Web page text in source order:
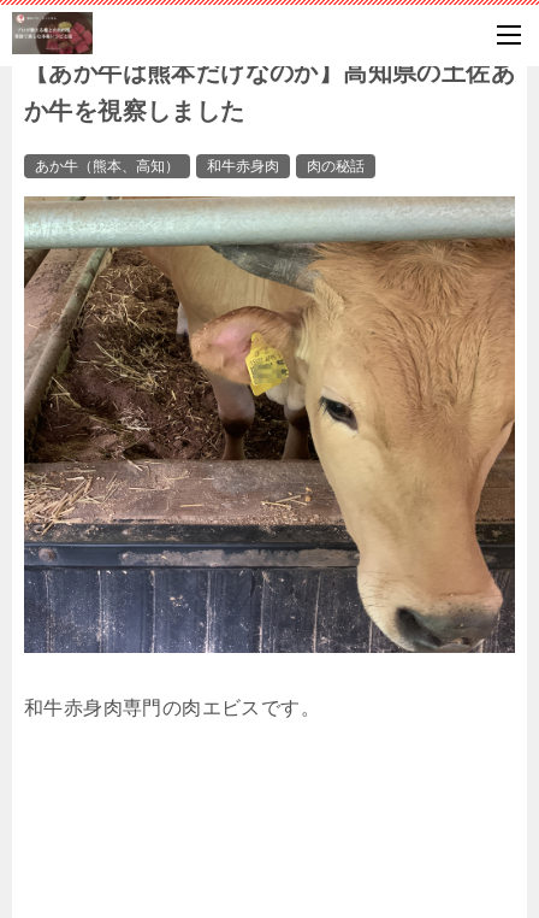
【あか牛は熊本だけなのか】高知県の土佐あ
か牛を視察しました
あか牛（熊本、高知） 和牛赤身肉 肉の秘話
和牛赤身肉専門の肉エビスです。